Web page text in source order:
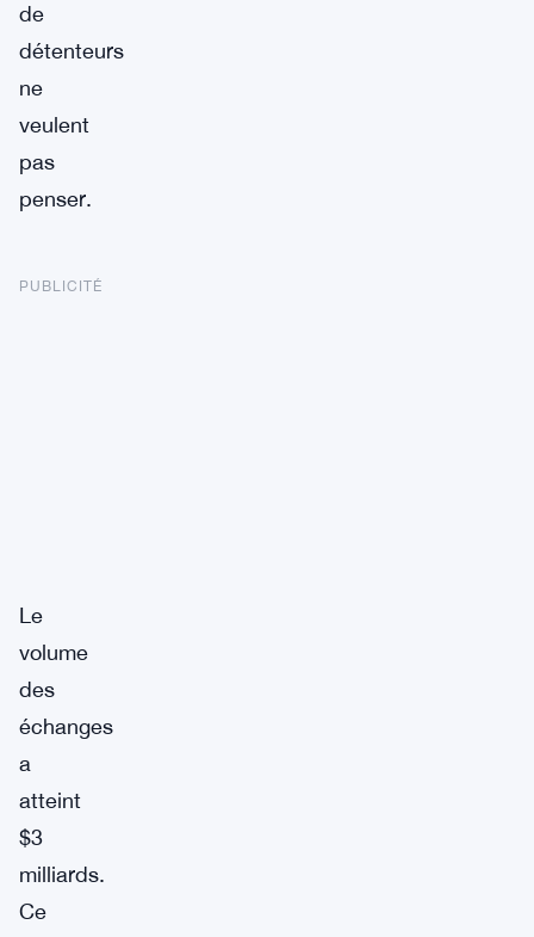
de
détenteurs
ne
veulent
pas
penser.
PUBLICITÉ
Le
volume
des
échanges
a
atteint
$3
milliards.
Ce